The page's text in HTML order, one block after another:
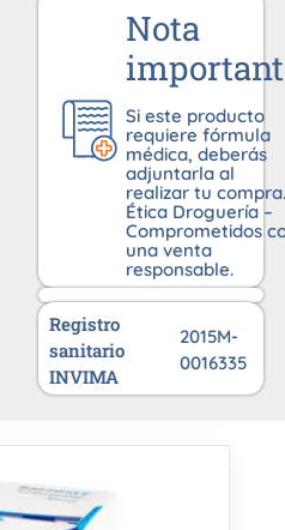
Nota
Si este producto
requiere fórmula
médica, deberás
adjuntarla al
realizar tu compra.
Ética Droguería –
Comprometidos
una venta
responsable.
Registro
sanitario
INVIMA
2015M-
0016335